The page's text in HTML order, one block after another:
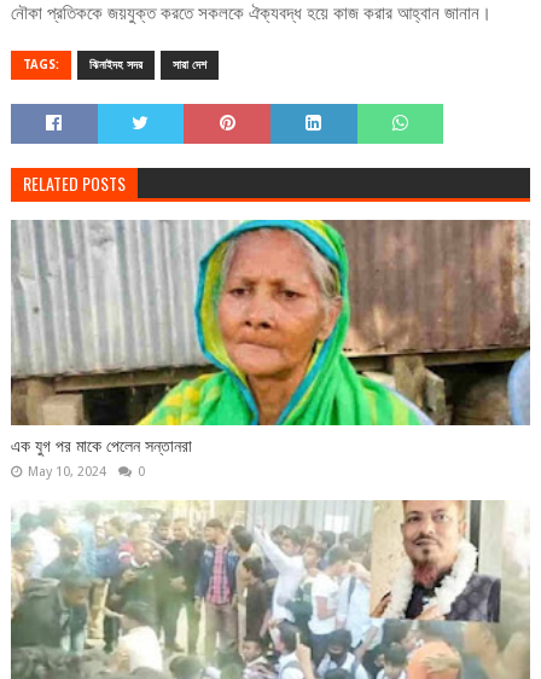
নৌকা প্রতিককে জয়যুক্ত করতে সকলকে ঐক্যবদ্ধ হয়ে কাজ করার আহ্বান জানান।
TAGS: ঝিনাইদহ সদর সারা দেশ
RELATED POSTS
এক যুগ পর মাকে পেলেন সন্তানরা
May 10, 2024 0